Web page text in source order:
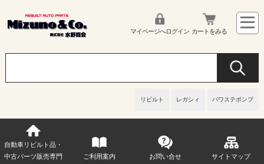
リビルト レガシィ パワステポンプ
マイページへログイン カートをみる
自動車リビルト品・
中古パーツ販売専門
ご利用案内 お問い合せ サイトマップ